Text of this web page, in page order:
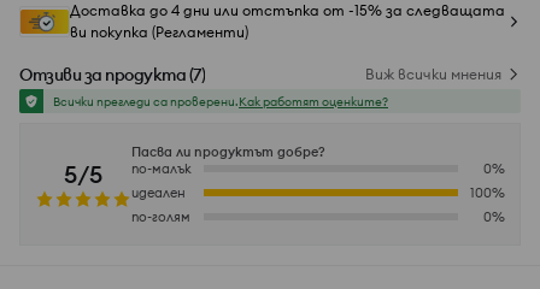
Доставка до 4 дни или отстъпка от -15% за следващата
ви покупка (Регламенти)
Отзиви за продукта(7) Виж всички мнения
Всички прегледи са проверени.Как работят оценките?
5/5
Пасва ли продуктът добре?
по-малък
0%
идеален
100%
по-голям
0%